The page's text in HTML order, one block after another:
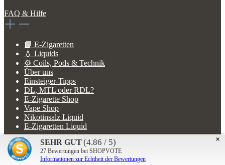
FAQ & Hilfe
📘 E-Zigaretten
💧 Liquids
⚙️ Coils, Pods & Technik
Über uns
Einsteiger-Tipps
DL, MTL oder RDL?
E-Zigarette Shop
Vape Shop
Nikotinsalz Liquid
E-Zigaretten Liquid
Service & Filiale
×
SEHR GUT(4.86 / 5)
27 Bewertungen bei SHOPVOTE
Informationen zur Echtheit der Bewertungen